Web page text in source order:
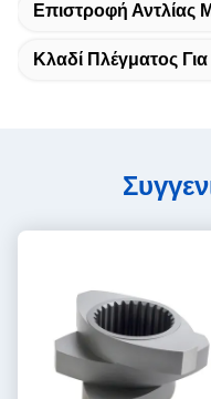
Επιστροφή Αντλίας
Κλαδί Πλέγματος